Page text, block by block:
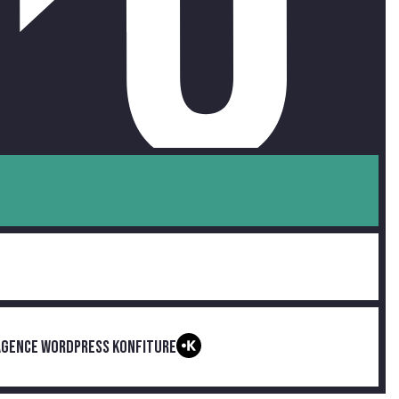
WORDPRESS KONFITURE